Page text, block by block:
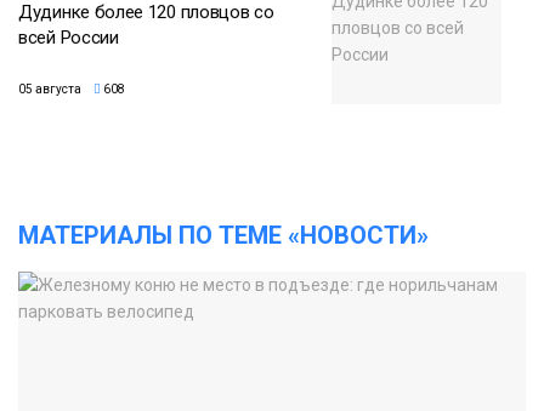
Дудинке более 120 пловцов со
всей России
05 августа 608
МАТЕРИАЛЫ ПО ТЕМЕ «НОВОСТИ»